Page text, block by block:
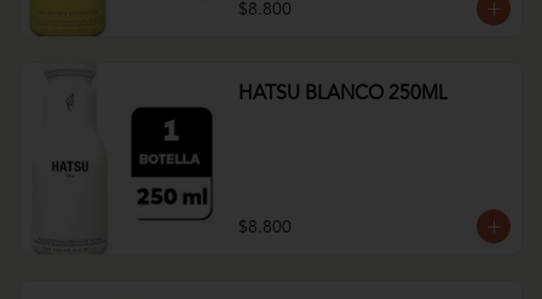
$8.800
HATSU BLANCO 250ML
$8.800